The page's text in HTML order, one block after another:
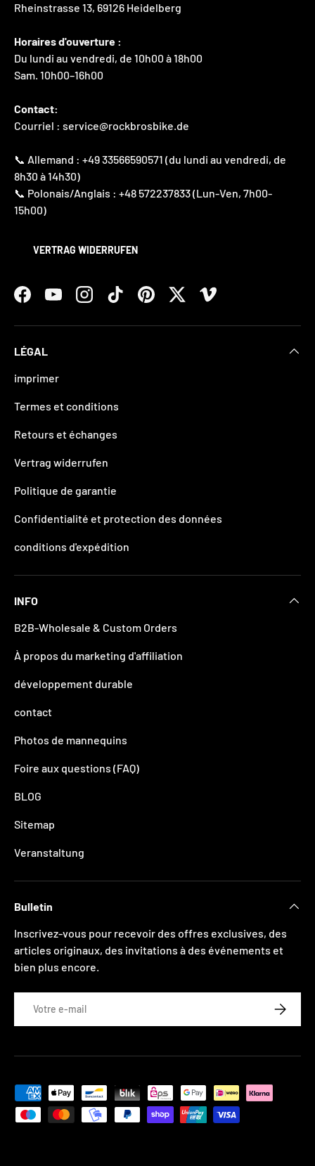
Rheinstrasse 13, 69126 Heidelberg
Horaires d'ouverture :
Du lundi au vendredi, de 10h00 à 18h00
Sam. 10h00–16h00
Contact:
Courriel : service@rockbrosbike.de
📞 Allemand : +49 33566590571 (du lundi au vendredi, de
8h30 à 14h30)
📞 Polonais/Anglais : +48 572237833 (Lun-Ven, 7h00-
15h00)
VERTRAG WIDERRUFEN
FacebookYouTubeInstagramTikTokPinterestTwitterVimeo
LÉGAL
imprimer
Termes et conditions
Retours et échanges
Vertrag widerrufen
Politique de garantie
Confidentialité et protection des données
conditions d'expédition
INFO
B2B-Wholesale & Custom Orders
À propos du marketing d'affiliation
développement durable
contact
Photos de mannequins
Foire aux questions (FAQ)
BLOG
Sitemap
Veranstaltung
Bulletin
Inscrivez-vous pour recevoir des offres exclusives, des
articles originaux, des invitations à des événements et
bien plus encore.
Moyens de paiement acceptés